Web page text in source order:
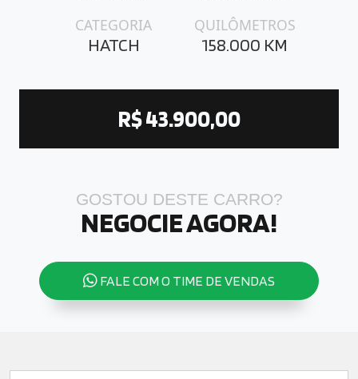
CATEGORIA
HATCH
QUILÔMETROS
158.000 KM
R$ 43.900,00
GOSTOU DESTE CARRO?
NEGOCIE AGORA!
FALE COM O TIME DE VENDAS